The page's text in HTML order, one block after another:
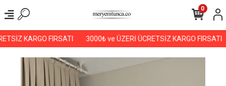
KARGO FIRSATI 3000₺ ve ÜZERİ ÜCRETSİZ KARGO FIRSATI
0